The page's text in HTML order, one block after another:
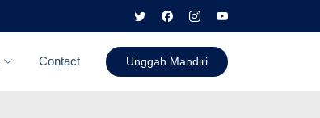
Contact Unggah Mandiri